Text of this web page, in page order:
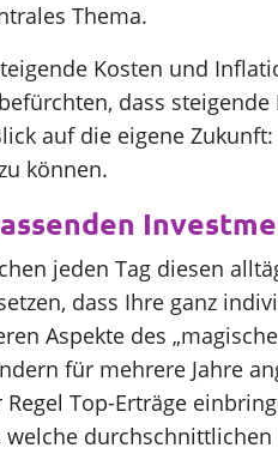
Thema.
Kosten und
dass
auf die eigene
können.
jeden Tag diesen
dass Ihre ganz
Aspekte des
für mehrere Jahre
Top-Erträge
welche